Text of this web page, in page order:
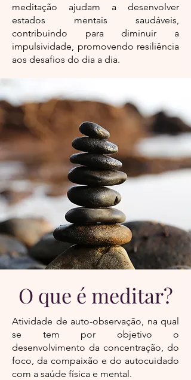
meditação ajudam a desenvolver
estados mentais saudáveis,
contribuindo para diminuir a
impulsividade, promovendo resiliência
aos desafios do dia a dia.
O que é meditar?
Atividade de auto-observação, na qual
se tem por objetivo o
desenvolvimento da concentração, do
foco, da compaixão e do autocuidado
com a saúde física e mental.